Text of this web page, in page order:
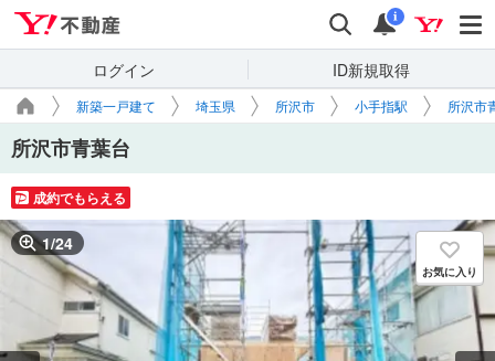
検索 通知
i
ログイン ID新規取得
新築一戸建て 埼玉県 所沢市 小手指駅 所沢市
所沢市青葉台
成約でもらえる
1/24
お気に入り